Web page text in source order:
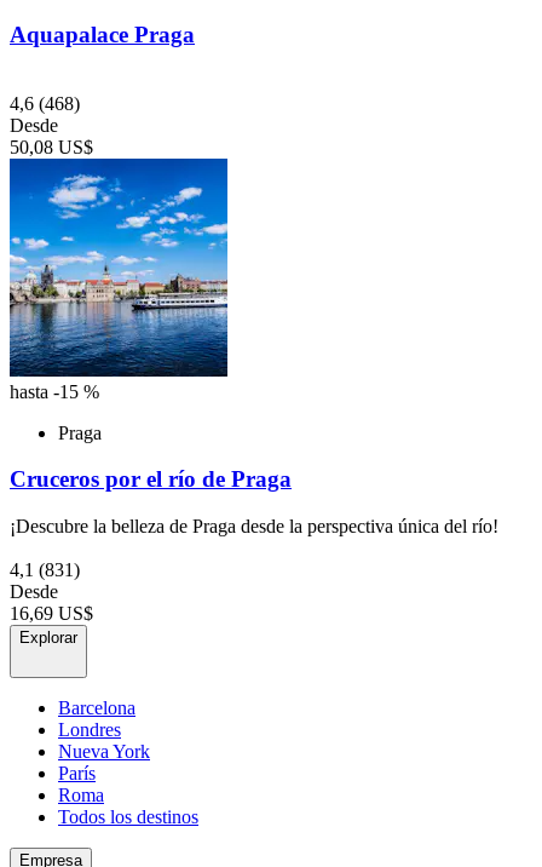
Aquapalace Praga
4,6 (468)
Desde
50,08 US$
hasta -15 %
Praga
Cruceros por el río de Praga
¡Descubre la belleza de Praga desde la perspectiva única del río!
4,1 (831)
Desde
16,69 US$
Explorar
Barcelona
Londres
Nueva York
París
Roma
Todos los destinos
Empresa